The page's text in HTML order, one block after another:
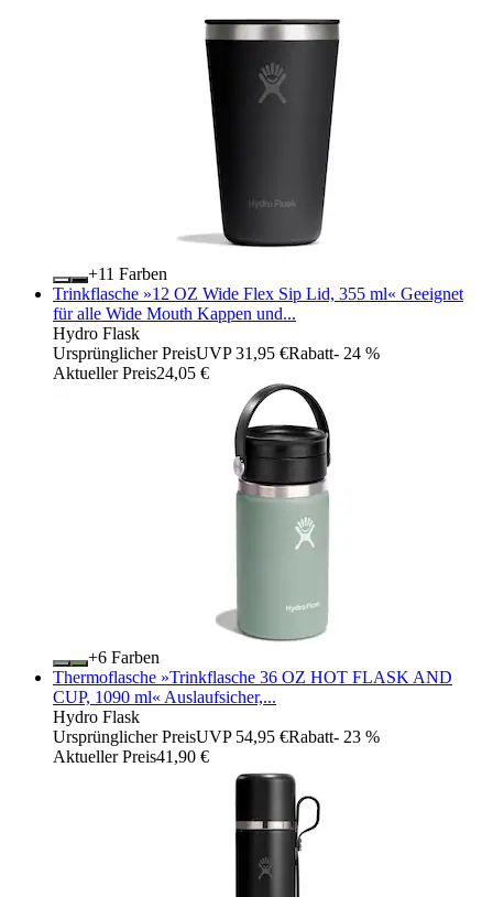
+
Farben
Trinkflasche »12 OZ Wide Flex Sip Lid, 355 ml« Geeignet
für alle Wide Mouth Kappen und...
Hydro Flask
Ursprünglicher PreisUVP 31,95 €Rabatt- 24 %
Aktueller Preis24,05 €
+
Farben
Thermoflasche »Trinkflasche 36 OZ HOT FLASK AND
CUP, 1090 ml« Auslaufsicher,...
Hydro Flask
Ursprünglicher PreisUVP 54,95 €Rabatt- 23 %
Aktueller Preis41,90 €